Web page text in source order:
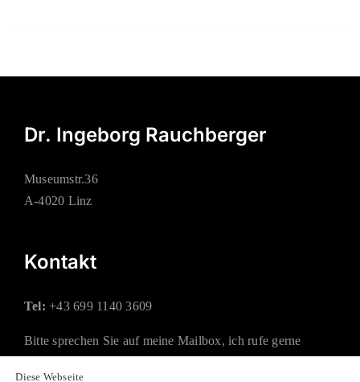
Dr. Ingeborg Rauchberger
Museumstr.36
A-4020 Linz
Kontakt
Tel: +43 699 1140 3609
Bitte sprechen Sie auf meine Mailbox, ich rufe gerne
Diese Webseite